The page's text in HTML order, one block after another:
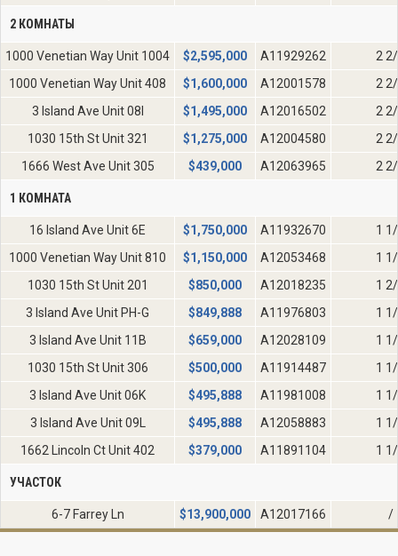
2 КОМНАТЫ
1000 Venetian Way Unit 1004 $2,595,000 A11929262
2
1000 Venetian Way Unit 408
$1,600,000 A12001578
2
3 Island Ave Unit 08I
$1,495,000 A12016502
2
1030 15th St Unit 321
$1,275,000 A12004580
2
1666 West Ave Unit 305
$439,000 A12063965 2
1 КОМНАТА
16 Island Ave Unit 6E $1,750,000 A11932670
1
1000 Venetian Way Unit 810
$1,150,000 A12053468
1
1030 15th St Unit 201
$850,000 A12018235
1
3 Island Ave Unit PH-G
$849,888 A11976803
1
3 Island Ave Unit 11B
$659,000 A12028109
1
1030 15th St Unit 306
$500,000 A11914487
1
3 Island Ave Unit 06K
$495,888 A11981008
1
3 Island Ave Unit 09L
$495,888 A12058883
1
1662 Lincoln Ct Unit 402
$379,000 A11891104 1
УЧАСТОК
6-7 Farrey Ln $13,900,000 A12017166 /